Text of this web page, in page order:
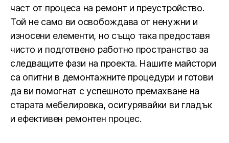
част от процеса на ремонт и преустройство.
Той не само ви освобождава от ненужни и
износени елементи, но също така предоставя
чисто и подготвено работно пространство за
следващите фази на проекта. Нашите майстори
са опитни в демонтажните процедури и готови
да ви помогнат с успешното премахване на
старата мебелировка, осигурявайки ви гладък
и ефективен ремонтен процес.